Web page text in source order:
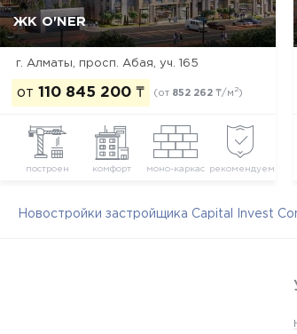
ЖК O'NER
г. Алматы, просп. Абая, уч. 165
от 110 845 200 ₸ (от 852 262 ₸/м2)
построен комфорт моно-каркас рекомендуем
Да, удалить Отмена
Новостройки застройщика Capital Invest